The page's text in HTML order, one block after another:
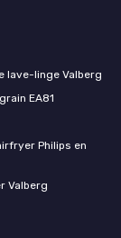
lave-linge Valberg
EA81
Philips en
Valberg